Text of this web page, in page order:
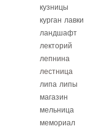
кузницы
курган лавки
ландшафт
лекторий
лепнина
лестница
липа липы
магазин
мельница
мемориал